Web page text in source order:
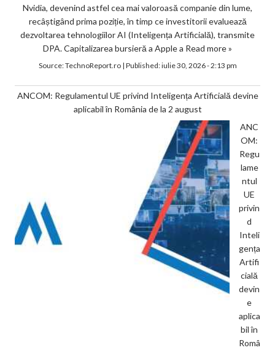
Nvidia, devenind astfel cea mai valoroasă companie din lume,
recâștigând prima poziție, în timp ce investitorii evaluează
dezvoltarea tehnologiilor AI (Inteligența Artificială), transmite
DPA. Capitalizarea bursieră a Apple a Read more »
Source:TechnoReport.ro| Published:iulie 30, 2026 - 2:13 pm
ANCOM: Regulamentul UE privind Inteligența Artificială devine
aplicabil în România de la 2 august
ANC
OM:
Regu
lame
ntul
UE
privin
d
Inteli
gența
Artifi
cială
devin
e
aplica
bil în
Româ